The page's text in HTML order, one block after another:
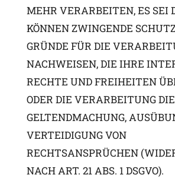
MEHR VERARBEITEN, ES SEI
KÖNNEN ZWINGENDE
GRÜNDE FÜR DIE
NACHWEISEN, DIE IHRE
RECHTE UND FREIHEITEN
ODER DIE VERARBEITUNG
GELTENDMACHUNG,
VERTEIDIGUNG VON
RECHTSANSPRÜCHEN
NACH ART. 21 ABS. 1 DSGVO).